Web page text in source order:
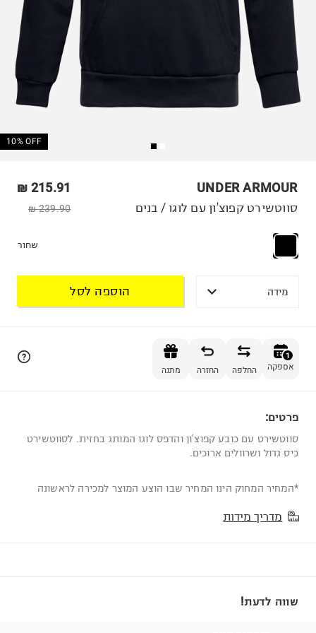
10% OFF
UNDER ARMOUR
215.91 ₪
239.90 ₪ סווטשירט קפוצ'ון עם לוגו / בנים
שחור
מידה הוספה לסל
1
אספקה החלפה החזרה מתנה
פרטים:
סווטשירט עם כובע קפוצ'ון והדפס לוגו המותג בחזית. לסווטשירט
כיס גדול ושרוולים ארוכים.
*המחיר המחוק הינו המחיר שבו הוצע המוצר למכירה לראשונה
מדריך מידות
שווה לדעת!